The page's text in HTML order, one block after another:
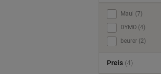
Maul (7)
DYMO (4)
beurer (2)
Preis (4)